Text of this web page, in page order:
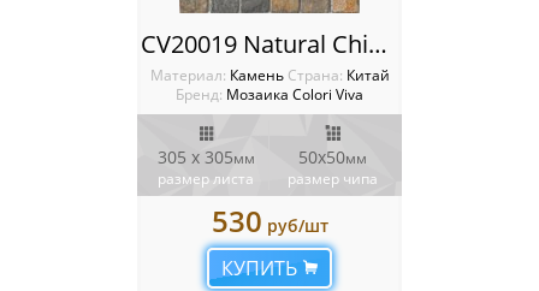
CV20019 Natural China Rusty 5x5 Мозаика Colori Viva Natural Stone
Материал: Камень Cтрана: Китай
Бренд: Мозаика Colori Viva
305 х 305мм
размер листа
50х50мм
размер чипа
530 руб/шт
КУПИТЬ